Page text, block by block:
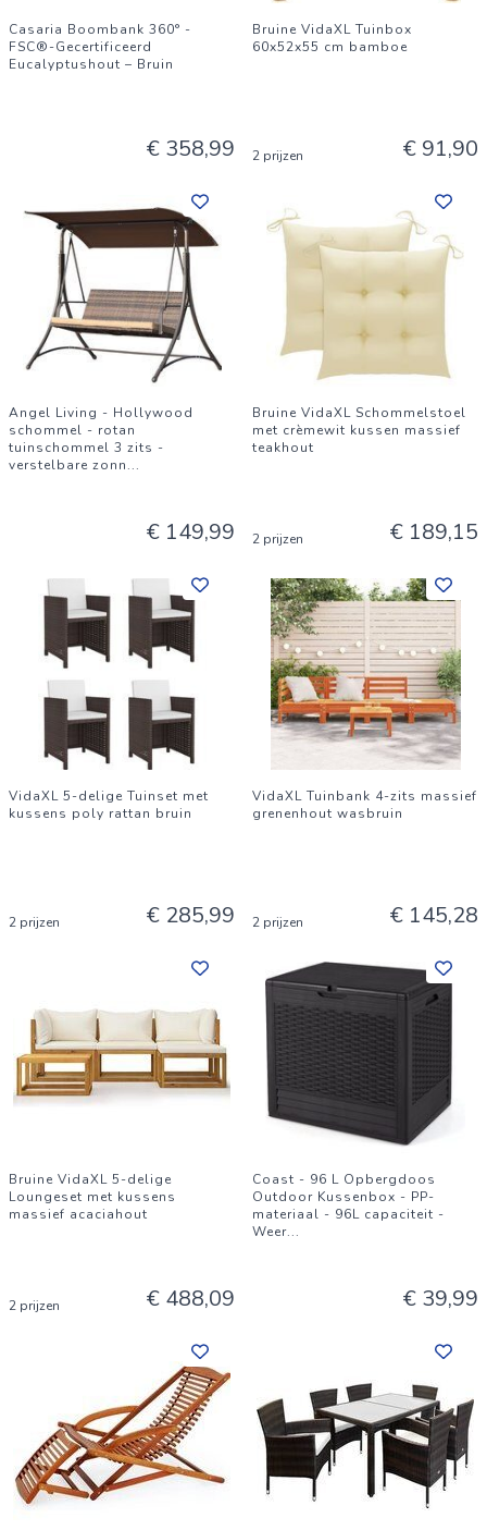
Casaria Boombank 360° -
FSC®-Gecertificeerd
Eucalyptushout – Bruin
€ 358,99
Bruine VidaXL Tuinbox
60x52x55 cm bamboe
2 prijzen € 91,90
Angel Living - Hollywood
schommel - rotan
tuinschommel 3 zits -
verstelbare zonn...
€ 149,99
Bruine VidaXL Schommelstoel
met crèmewit kussen massief
teakhout
2 prijzen € 189,15
VidaXL 5-delige Tuinset met
kussens poly rattan bruin
2 prijzen € 285,99
VidaXL Tuinbank 4-zits massief
grenenhout wasbruin
2 prijzen € 145,28
Bruine VidaXL 5-delige
Loungeset met kussens
massief acaciahout
2 prijzen € 488,09
Coast - 96 L Opbergdoos
Outdoor Kussenbox - PP-
materiaal - 96L capaciteit -
Weer...
€ 39,99